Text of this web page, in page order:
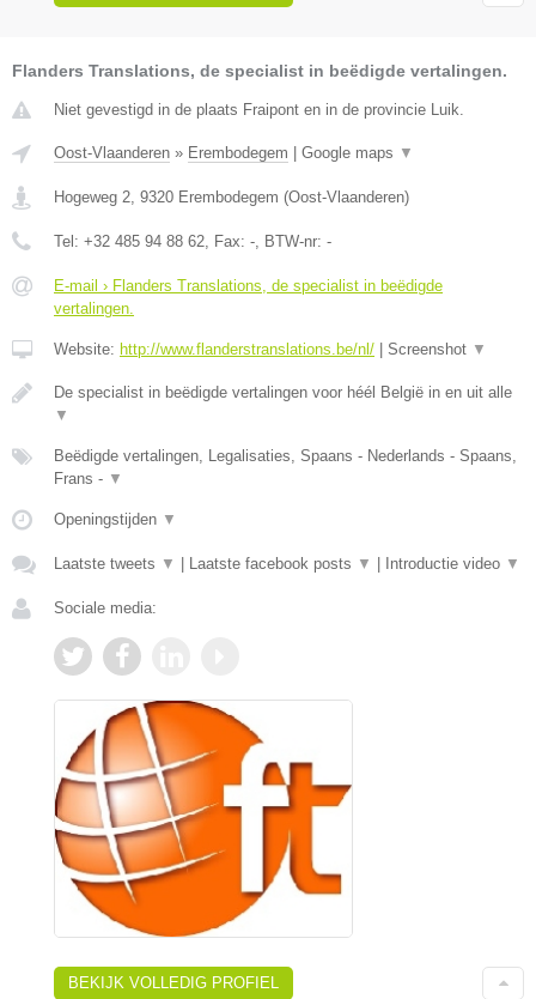
Flanders Translations, de specialist in beëdigde vertalingen.
Niet gevestigd in de plaats Fraipont en in de provincie Luik.
Oost-Vlaanderen » Erembodegem | Google maps ▼
Hogeweg 2 9320 Erembodegem (Oost-Vlaanderen)
Tel: +32 485 94 88 62 , Fax: - , BTW-nr: -
E-mail › Flanders Translations, de specialist in beëdigde
vertalingen.
Website: http://www.flanderstranslations.be/nl/ | Screenshot ▼
De specialist in beëdigde vertalingen voor héél België in en uit alle
▼
Beëdigde vertalingen, Legalisaties, Spaans - Nederlands - Spaans,
Frans - ▼
Openingstijden ▼
Laatste tweets ▼ | Laatste facebook posts ▼ | Introductie video ▼
Sociale media:
BEKIJK VOLLEDIG PROFIEL